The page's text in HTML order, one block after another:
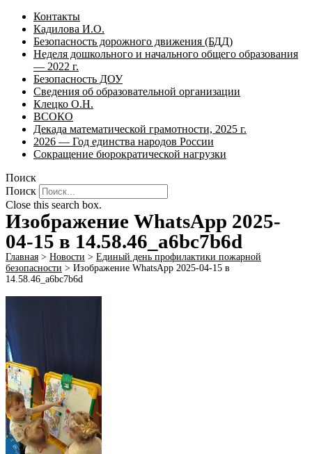
Контакты
Кадилова И.О.
Безопасность дорожного движения (БДД)
Неделя дошкольного и начального общего образования
— 2022 г.
Безопасность ДОУ
Сведения об образовательной организации
Клецко О.Н.
ВСОКО
Декада математической грамотности, 2025 г.
2026 — Год единства народов России
Сокращение бюрократической нагрузки
Поиск
Поиск
Close this search box.
Изображение WhatsApp 2025-
04-15 в 14.58.46_a6bc7b6d
Главная > Новости > Единый день профилактики пожарной
безопасности > Изображение WhatsApp 2025-04-15 в
14.58.46_a6bc7b6d